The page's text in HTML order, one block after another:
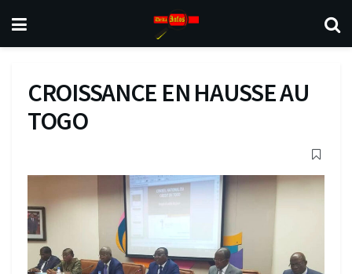
CROISSANCE EN HAUSSE AU
TOGO